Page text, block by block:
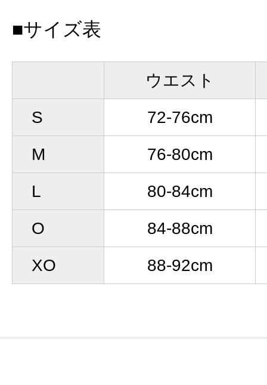
■サイズ表
ウエスト
S
72-76cm
M
76-80cm
L
80-84cm
O
84-88cm
XO
88-92cm